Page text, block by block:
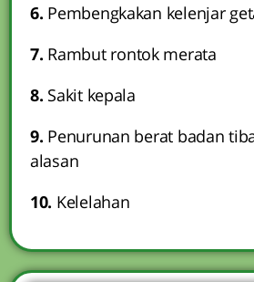
6. Pembengkakan kelenjar
7. Rambut rontok merata
8. Sakit kepala
9. Penurunan berat badan
alasan
10. Kelelahan